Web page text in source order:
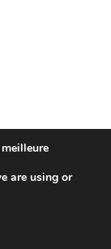
are using or